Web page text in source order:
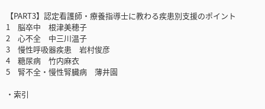
【PART3】認定看護師・療養指導士に教わる疾患別支援のポイント
1 脳卒中 根津美穂子
2 心不全 中三川温子
3 慢性呼吸器疾患 岩村俊彦
4 糖尿病 竹内麻衣
5 腎不全・慢性腎臓病 薄井園
・索引